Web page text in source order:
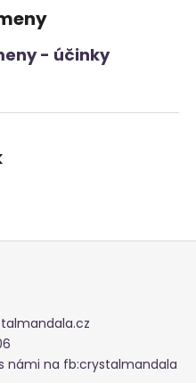
- účinky
námi na fb:crystalmandala